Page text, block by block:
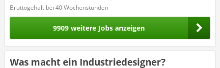
Bruttogehalt bei 40 Wochenstunden
9909 weitere Jobs anzeigen
Was macht ein Industriedesigner?